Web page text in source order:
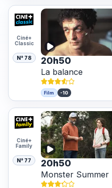
Ciné+
Classic
N° 78 20h50
La balance
Film -10
Ciné+
Family
N° 77 20h50
Monster Summer